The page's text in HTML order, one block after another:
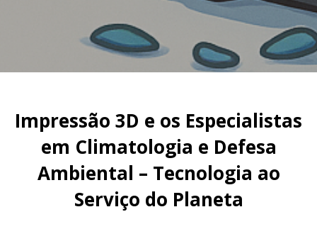
Impressão 3D e os Especialistas
em Climatologia e Defesa
Ambiental – Tecnologia ao
Serviço do Planeta